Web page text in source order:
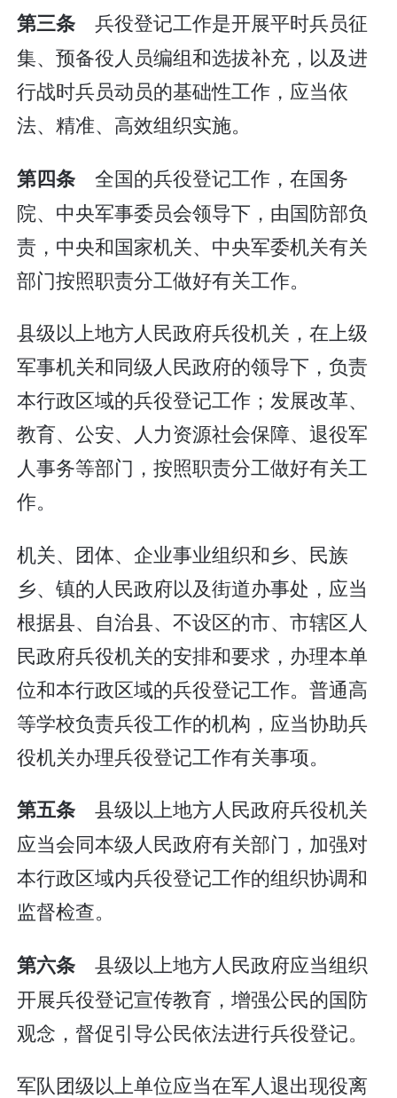
第三条兵役登记工作是开展平时兵员征
集、预备役人员编组和选拔补充，以及进
行战时兵员动员的基础性工作，应当依
法、精准、高效组织实施。
第四条全国的兵役登记工作，在国务
院、中央军事委员会领导下，由国防部负
责，中央和国家机关、中央军委机关有关
部门按照职责分工做好有关工作。
县级以上地方人民政府兵役机关，在上级
军事机关和同级人民政府的领导下，负责
本行政区域的兵役登记工作；发展改革、
教育、公安、人力资源社会保障、退役军
人事务等部门，按照职责分工做好有关工
作。
机关、团体、企业事业组织和乡、民族
乡、镇的人民政府以及街道办事处，应当
根据县、自治县、不设区的市、市辖区人
民政府兵役机关的安排和要求，办理本单
位和本行政区域的兵役登记工作。普通高
等学校负责兵役工作的机构，应当协助兵
役机关办理兵役登记工作有关事项。
第五条县级以上地方人民政府兵役机关
应当会同本级人民政府有关部门，加强对
本行政区域内兵役登记工作的组织协调和
监督检查。
第六条县级以上地方人民政府应当组织
开展兵役登记宣传教育，增强公民的国防
观念，督促引导公民依法进行兵役登记。
军队团级以上单位应当在军人退出现役离